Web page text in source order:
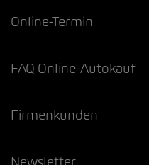
Online-Termin
FAQ Online-Autokauf
Firmenkunden
Newsletter